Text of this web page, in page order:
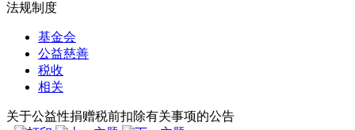
法规制度
基金会
公益慈善
税收
相关
关于公益性捐赠税前扣除有关事项的公告